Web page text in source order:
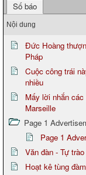
Số báo
Nội dung
Đức Hoàng
Pháp
Cuộc công trái
nhiều
Mấy lời nhắn
Marseille
Page 1
Page 1
Văn đàn - Tự trào
Hoạt kê tùng